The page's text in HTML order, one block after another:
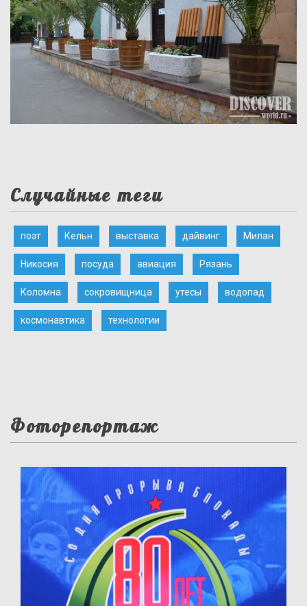
Случайные теги
поэт Кельн выставка дайвинг Милан
Никосия посуда авиация Рязань
Коломна сокровищница утесы водопад
космонавтика технологии
Фоторепортаж